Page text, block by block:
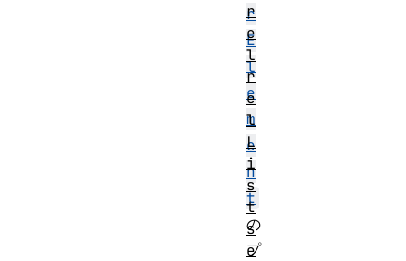
r
E
l
e
m
e
n
t
の
プ
r
e
l
r
e
l
L
i
s
t
s
e